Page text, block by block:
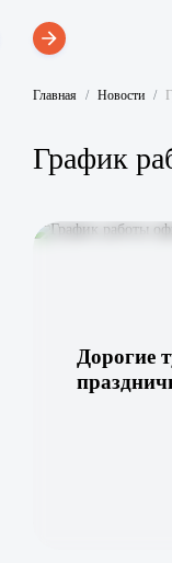
Главная Новости
График
Дорогие